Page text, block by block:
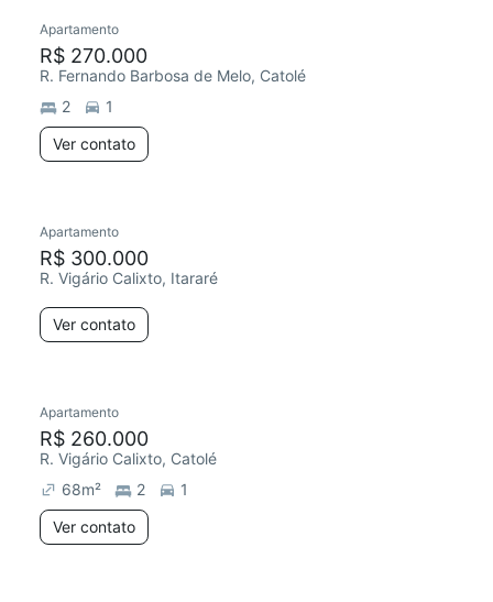
Apartamento
R$ 270.000
R. Fernando Barbosa de Melo, Catolé
2
1
Ver contato
Apartamento
R$ 300.000
R. Vigário Calixto, Itararé
Ver contato
Apartamento
R$ 260.000
R. Vigário Calixto, Catolé
68m² 2
1
Ver contato